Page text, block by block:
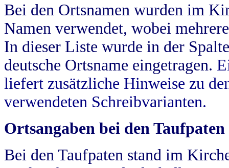
Bei den Ortsnamen wurden im
Namen verwendet, wobei
In dieser Liste wurde in der
deutsche Ortsname eingetragen.
liefert zusätzliche Hinweise zu
verwendeten Schreibvarianten.
Ortsangaben bei den Taufpaten
Bei den Taufpaten stand im